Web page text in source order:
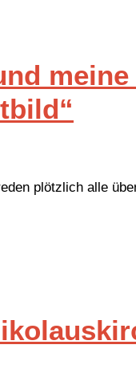
plötzlich alle